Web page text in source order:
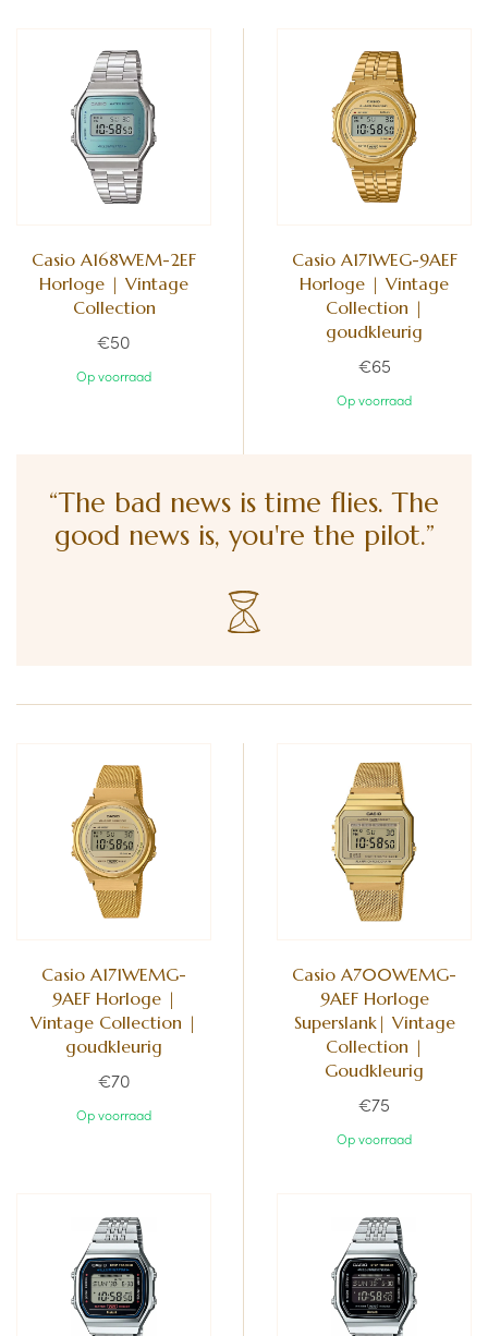
Casio A168WEM-2EF
Horloge | Vintage
Collection
€50
Op voorraad
Casio A171WEG-9AEF
Horloge | Vintage
Collection |
goudkleurig
€65
Op voorraad
“The bad news is time flies. The
good news is, you're the pilot.”
Casio A171WEMG-
9AEF Horloge |
Vintage Collection |
goudkleurig
€70
Op voorraad
Casio A700WEMG-
9AEF Horloge
Superslank| Vintage
Collection |
Goudkleurig
€75
Op voorraad